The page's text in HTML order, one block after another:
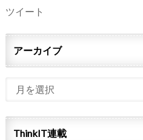
ツイート
アーカイブ
ThinkIT連載